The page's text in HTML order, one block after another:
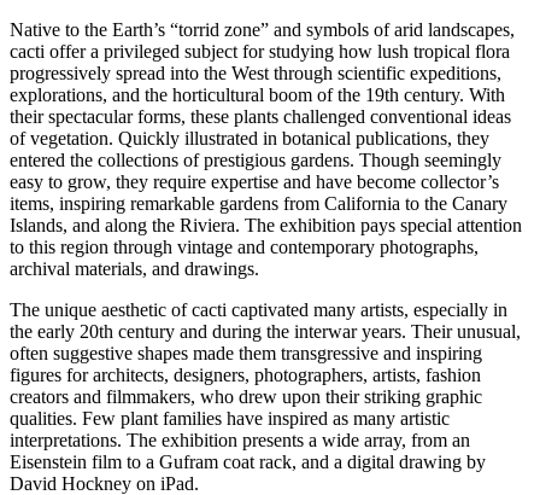
Native to the Earth’s “torrid zone” and symbols of arid landscapes,
cacti offer a privileged subject for studying how lush tropical flora
progressively spread into the West through scientific expeditions,
explorations, and the horticultural boom of the 19th century. With
their spectacular forms, these plants challenged conventional ideas
of vegetation. Quickly illustrated in botanical publications, they
entered the collections of prestigious gardens. Though seemingly
easy to grow, they require expertise and have become collector’s
items, inspiring remarkable gardens from California to the Canary
Islands, and along the Riviera. The exhibition pays special attention
to this region through vintage and contemporary photographs,
archival materials, and drawings.
The unique aesthetic of cacti captivated many artists, especially in
the early 20th century and during the interwar years. Their unusual,
often suggestive shapes made them transgressive and inspiring
figures for architects, designers, photographers, artists, fashion
creators and filmmakers, who drew upon their striking graphic
qualities. Few plant families have inspired as many artistic
interpretations. The exhibition presents a wide array, from an
Eisenstein film to a Gufram coat rack, and a digital drawing by
David Hockney on iPad.